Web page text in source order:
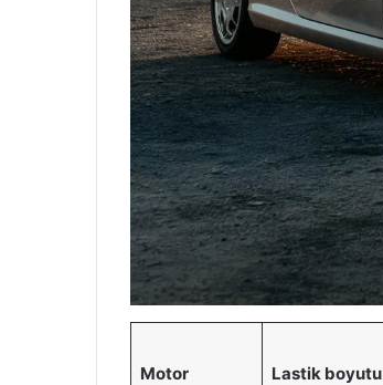
Motor Lastik boyutu